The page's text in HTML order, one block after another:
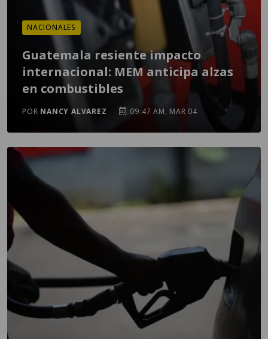
NACIONALES
Guatemala resiente impacto
internacional: MEM anticipa alzas
en combustibles
POR NANCY ALVAREZ 09:47 AM, MAR 04